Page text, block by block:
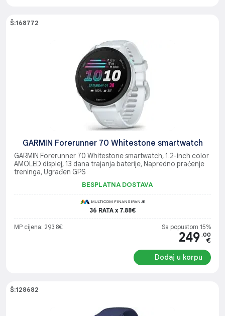
Š:168772
GARMIN Forerunner 70 Whitestone smartwatch
GARMIN Forerunner 70 Whitestone smartwatch, 1.2-inch color
AMOLED displej, 13 dana trajanja baterije, Napredno praćenje
treninga, Ugrađen GPS
BESPLATNA DOSTAVA
MULTICOM FINANSIRANJE
36 RATA x 7.88€
MP cijena: 293.8€ Sa popustom 15%
249 .00
€
Dodaj u korpu
Š:128682